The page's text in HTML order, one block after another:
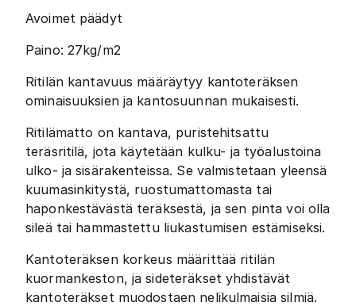
Avoimet päädyt
Paino: 27kg/m2
Ritilän kantavuus määräytyy kantoteräksen
ominaisuuksien ja kantosuunnan mukaisesti.
Ritilämatto on kantava, puristehitsattu
teräsritilä, jota käytetään kulku- ja työalustoina
ulko- ja sisärakenteissa. Se valmistetaan yleensä
kuumasinkitystä, ruostumattomasta tai
haponkestävästä teräksestä, ja sen pinta voi olla
sileä tai hammastettu liukastumisen estämiseksi.
Kantoteräksen korkeus määrittää ritilän
kuormankeston, ja sideteräkset yhdistävät
kantoteräkset muodostaen nelikulmaisia silmiä.